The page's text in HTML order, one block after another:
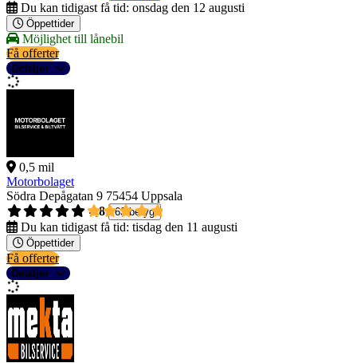
Du kan tidigast få tid: onsdag den 12 augusti
Öppettider
Möjlighet till lånebil
Få offerter
Detaljer
0,5 mil
Motorbolaget
Södra Depågatan 9 75454 Uppsala
4,8
63 betyg
Du kan tidigast få tid: tisdag den 11 augusti
Öppettider
Få offerter
Detaljer